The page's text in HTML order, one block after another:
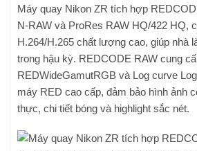
Máy quay Nikon ZR tích hợp
N-RAW và ProRes RAW HQ/422 HQ,
H.264/H.265 chất lượng cao, giúp nhà
trong hậu kỳ. REDCODE RAW cung
REDWideGamutRGB và Log curve
máy RED cao cấp, đảm bảo hình ảnh
thực, chi tiết bóng và highlight sắc nét.